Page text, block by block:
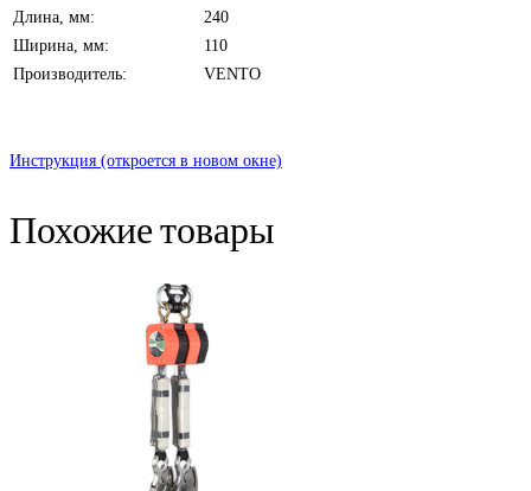
Длина, мм:
240
Ширина, мм:
110
Производитель:
VENTO
Инструкция (откроется в новом окне)
Похожие товары